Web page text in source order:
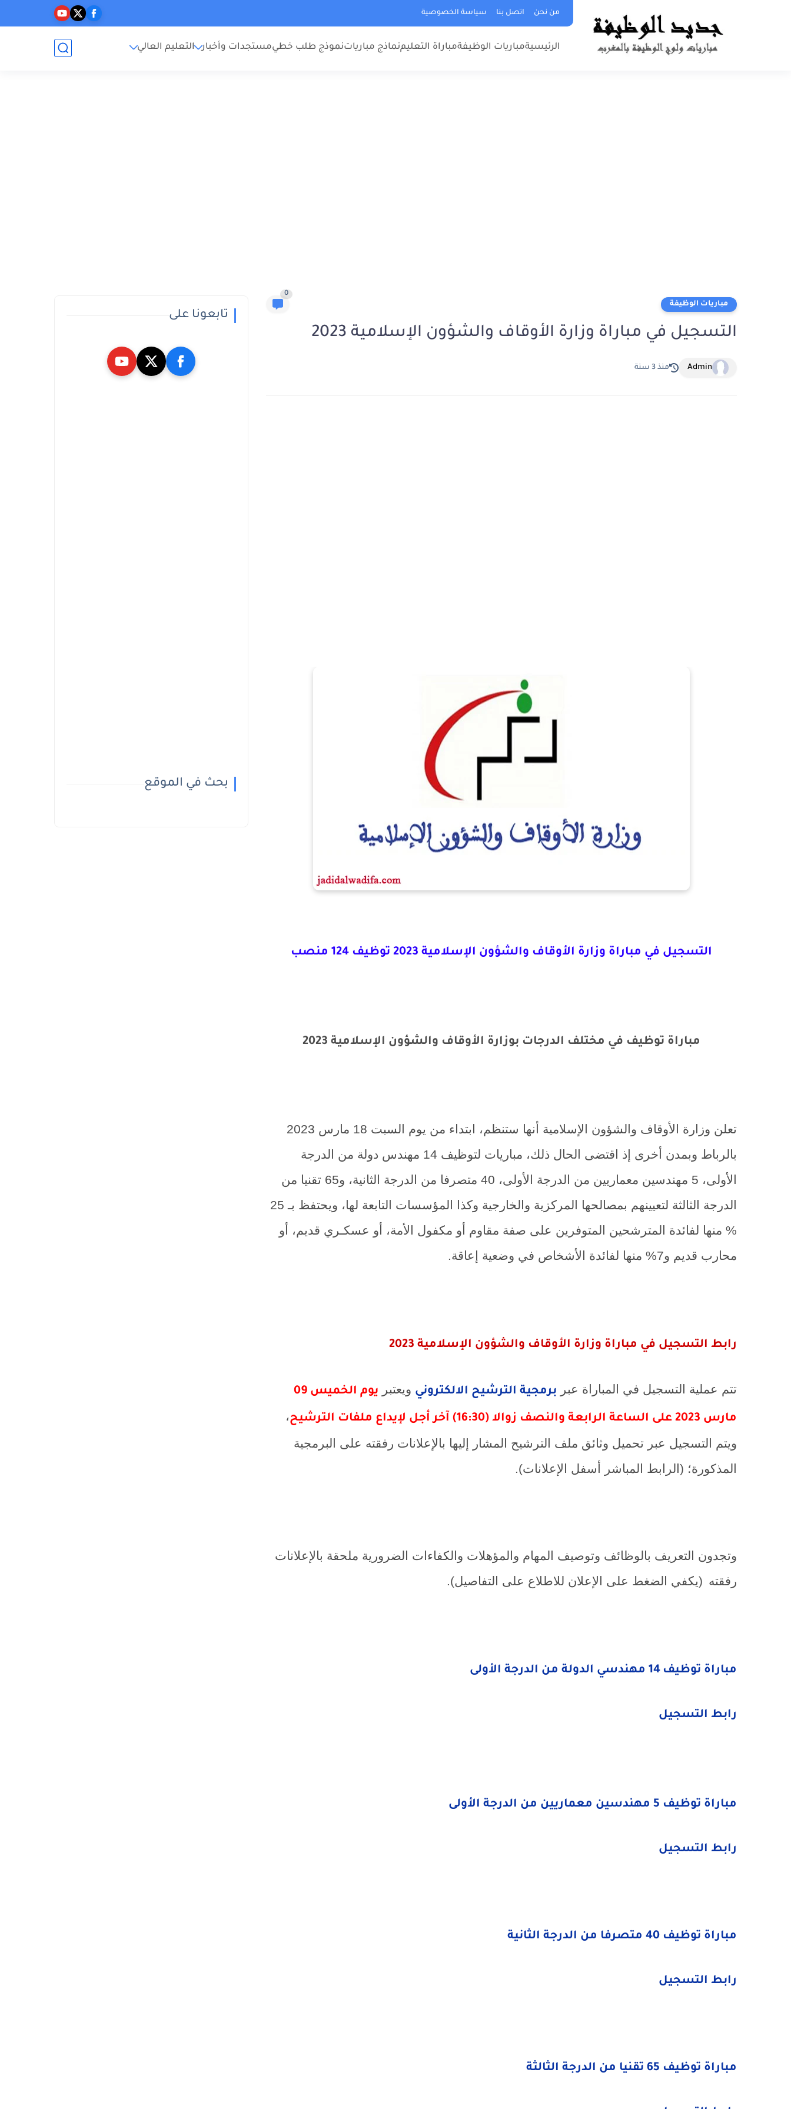
من نحن اتصل بنا سياسة الخصوصية
الرئيسيةمباريات الوظيفةمباراة التعليمنماذج مبارياتنموذج طلب خطيمستجدات وأخبار التعليم العالي
مباريات الوظيفة
0
التسجيل في مباراة وزارة الأوقاف والشؤون الإسلامية 2023
Admin منذ 3 سنة
التسجيل في مباراة وزارة الأوقاف والشؤون الإسلامية 2023 توظيف 124 منصب
مباراة توظيف في مختلف الدرجات بوزارة الأوقاف والشؤون الإسلامية 2023
تعلن وزارة الأوقاف والشؤون الإسلامية أنها ستنظم، ابتداء من يوم السبت 18 مارس 2023
بالرباط وبمدن أخرى إذ اقتضى الحال ذلك، مباريات لتوظيف 14 مهندس دولة من الدرجة
الأولى، 5 مهندسين معماريين من الدرجة الأولى، 40 متصرفا من الدرجة الثانية، و65 تقنيا من
الدرجة الثالثة لتعيينهم بمصالحها المركزية والخارجية وكذا المؤسسات التابعة لها، ويحتفظ بـ 25
% منها لفائدة المترشحين المتوفرين على صفة مقاوم أو مكفول الأمة، أو عسكـري قديم، أو
محارب قديم و7% منها لفائدة الأشخاص في وضعية إعاقة.
رابط التسجيل في مباراة وزارة الأوقاف والشؤون الإسلامية 2023
تتم عملية التسجيل في المباراة عبر برمجية الترشيح الالكتروني ويعتبر يوم الخميس 09
مارس 2023 على الساعة الرابعة والنصف زوالا (16:30) آخر أجل لإيداع ملفات الترشيح
،
ويتم التسجيل عبر تحميل وثائق ملف الترشيح المشار إليها بالإعلانات رفقته على البرمجية
المذكورة؛ (الرابط المباشر أسفل الإعلانات).
وتجدون التعريف بالوظائف وتوصيف المهام والمؤهلات والكفاءات الضرورية ملحقة بالإعلانات
رفقته (يكفي الضغط على الإعلان للاطلاع على التفاصيل).
مباراة توظيف 14 مهندسي الدولة من الدرجة الأولى
رابط التسجيل
مباراة توظيف 5 مهندسين معماريين من الدرجة الأولى
رابط التسجيل
مباراة توظيف 40 متصرفا من الدرجة الثانية
رابط التسجيل
مباراة توظيف 65 تقنيا من الدرجة الثالثة
تابعونا على
بحث في الموقع